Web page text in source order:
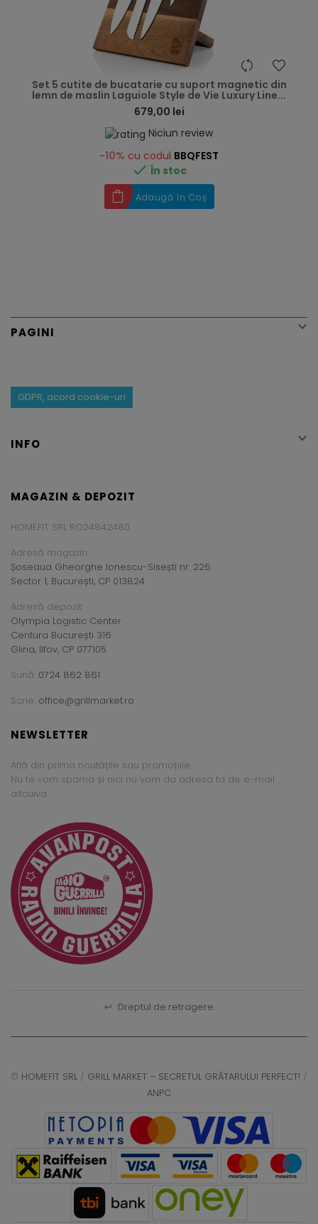
Set 5 cutite de bucatarie cu suport magnetic din
lemn de maslin Laguiole Style de Vie Luxury Line...
679,00 lei
Niciun review
-10% cu codul BBQFEST
 În stoc
Adaugă în Coș
PAGINI 
GDPR, acord cookie-uri
INFO 
MAGAZIN & DEPOZIT
HOMEFIT SRL RO24842480
Adresă magazin:
Șoseaua Gheorghe Ionescu-Sisești nr. 226
Sector 1, București, CP 013824
Adresă depozit:
Olympia Logistic Center
Centura București 316
Glina, Ilfov, CP 077105
Sună: 0724 862 861
Scrie: office@grillmarket.ro
NEWSLETTER
Află din prima noutățile sau promoțiile.
Nu te vom spama și nici nu vom da adresa ta de e-mail
altcuiva.
↩ Dreptul de retragere
© HOMEFIT SRL / GRILL MARKET – SECRETUL GRĂTARULUI PERFECT! /
ANPC